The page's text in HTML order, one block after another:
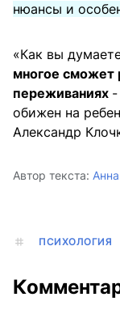
нюансы и
«Как вы
многое сможет
переживаниях -
обижен на
Александр
Автор текста:
ПСИХОЛОГИЯ